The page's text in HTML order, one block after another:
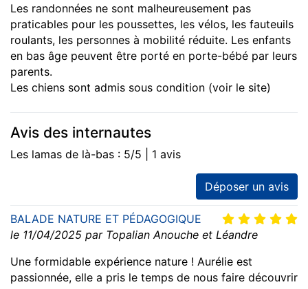
Les randonnées ne sont malheureusement pas
praticables pour les poussettes, les vélos, les fauteuils
roulants, les personnes à mobilité réduite. Les enfants
en bas âge peuvent être porté en porte-bébé par leurs
parents.
Les chiens sont admis sous condition (voir le site)
Avis des internautes
Les lamas de là-bas : 5/5 | 1 avis
Déposer un avis
BALADE NATURE ET PÉDAGOGIQUE
le 11/04/2025 par Topalian Anouche et Léandre
Une formidable expérience nature ! Aurélie est
passionnée, elle a pris le temps de nous faire découvrir